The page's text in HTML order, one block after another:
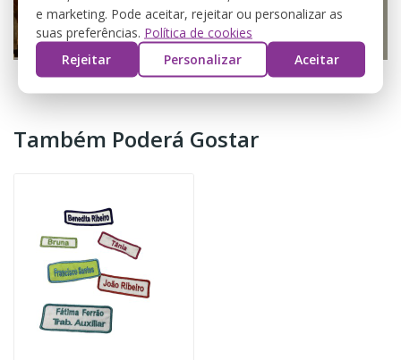
Também Poderá Gostar
e marketing. Pode aceitar, rejeitar ou personalizar as
suas preferências. Política de cookies
Rejeitar
Personalizar Aceitar